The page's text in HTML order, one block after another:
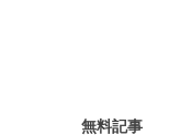
無料記事